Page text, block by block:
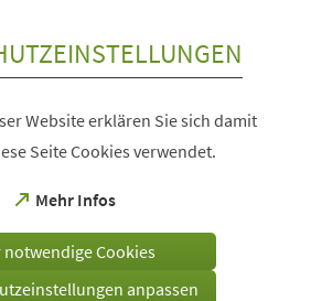
Website erklären Sie sich damit
Seite Cookies verwendet.
Mehr Infos
(Öffnet
einem
Tab)
notwendige Cookies
anpassen